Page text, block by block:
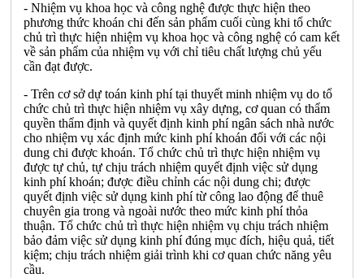
- Nhiệm vụ khoa học và công nghệ được thực hiện theo
phương thức khoán chi đến sản phẩm cuối cùng khi tổ chức
chủ trì thực hiện nhiệm vụ khoa học và công nghệ có cam kết
về sản phẩm của nhiệm vụ với chỉ tiêu chất lượng chủ yếu
cần đạt được.
- Trên cơ sở dự toán kinh phí tại thuyết minh nhiệm vụ do tổ
chức chủ trì thực hiện nhiệm vụ xây dựng, cơ quan có thẩm
quyền thẩm định và quyết định kinh phí ngân sách nhà nước
cho nhiệm vụ xác định mức kinh phí khoán đối với các nội
dung chi được khoán. Tổ chức chủ trì thực hiện nhiệm vụ
được tự chủ, tự chịu trách nhiệm quyết định việc sử dụng
kinh phí khoán; được điều chỉnh các nội dung chi; được
quyết định việc sử dụng kinh phí từ công lao động để thuê
chuyên gia trong và ngoài nước theo mức kinh phí thỏa
thuận. Tổ chức chủ trì thực hiện nhiệm vụ chịu trách nhiệm
bảo đảm việc sử dụng kinh phí đúng mục đích, hiệu quả, tiết
kiệm; chịu trách nhiệm giải trình khi cơ quan chức năng yêu
cầu.